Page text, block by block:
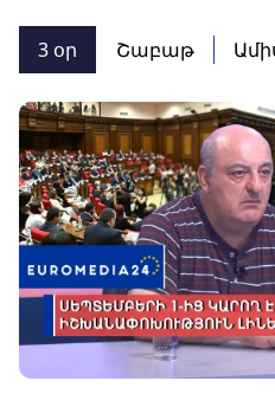
3 օր Շաբաթ